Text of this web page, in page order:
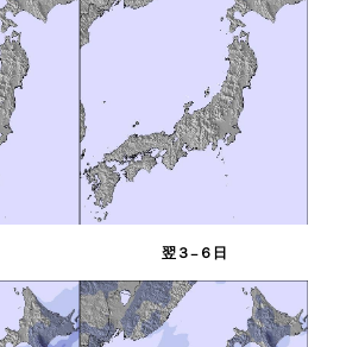
翌３−６日